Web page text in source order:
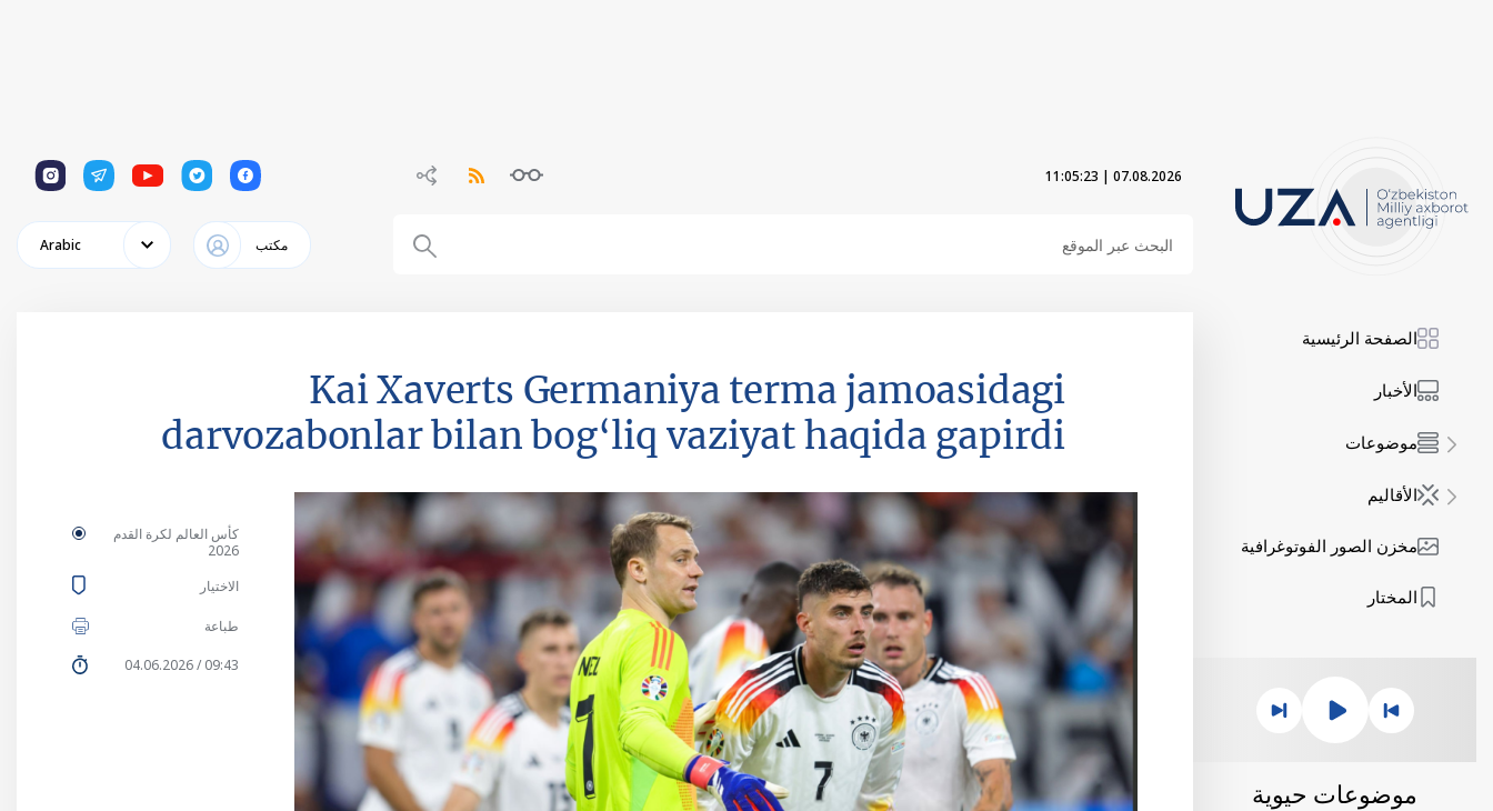
07.08.2026
|
11:05:24
1
1
1
1
1
مكتب Arabic
الصفحة الرئيسية
الأخبار
موضوعات
الأقاليم
مخزن الصور الفوتوغرافية
المختار
موضوعات حيوية
Kai Xaverts Germaniya terma jamoasidagi
darvozabonlar bilan bog‘liq vaziyat haqida gapirdi
كأس العالم لكرة القدم
2026
الاختيار
طباعة
09:43 / 04.06.2026